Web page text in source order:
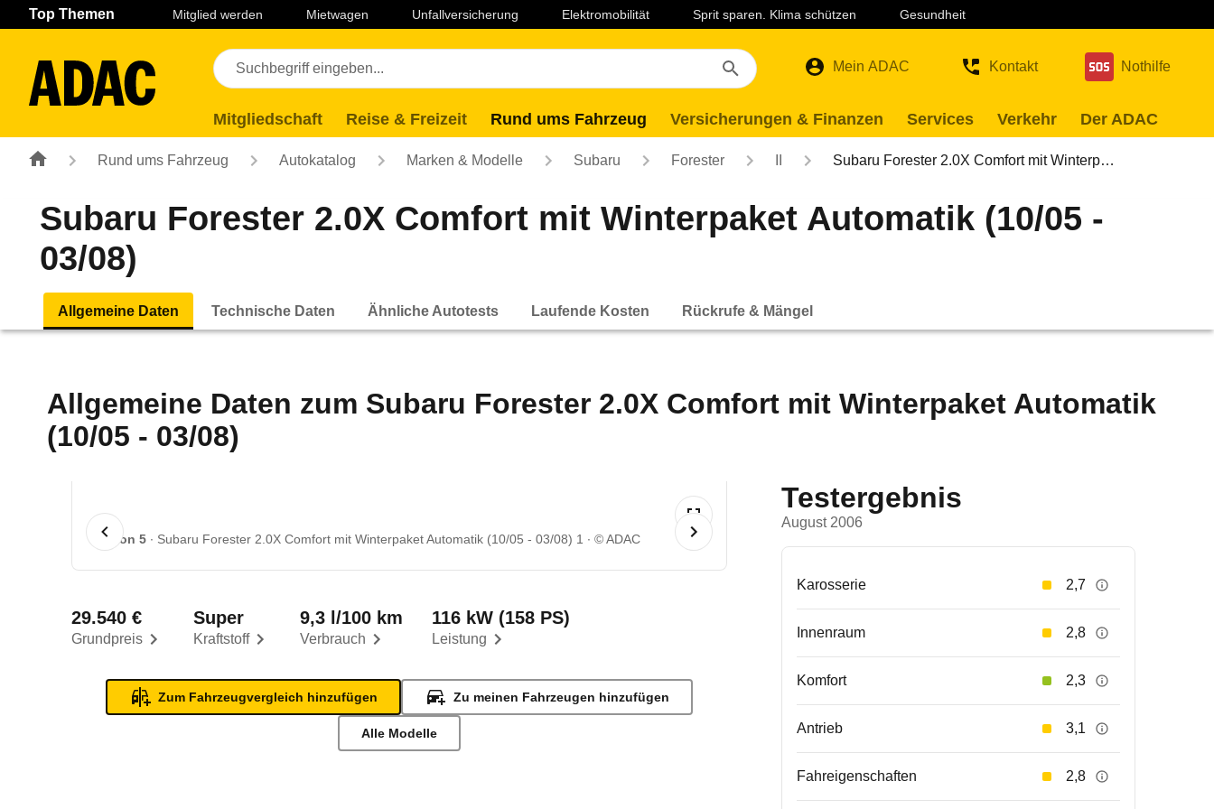
Navigation Seiteninhalt Fußzeile
Top Themen Mitglied werden Mietwagen Unfallversicherung Elektromobilität Sprit sparen. Klima schützen Gesundheit
Mein ADAC Kontakt Nothilfe
Mitgliedschaft Reise & Freizeit Rund ums Fahrzeug Versicherungen & Finanzen Services Verkehr Der ADAC
Rund ums Fahrzeug Autokatalog Marken & Modelle Subaru Forester Subaru Forester 2.0X Comfort mit Winterp…
Subaru Forester 2.0X Comfort mit Winterpaket Automatik (10/05 -
03/08)
Allgemeine Daten Technische Daten Ähnliche Autotests Laufende Kosten Rückrufe & Mängel
Allgemeine Daten zum Subaru Forester 2.0X Comfort mit Winterpaket Automatik
(10/05 - 03/08)
1 von 5 Subaru Forester 2.0X Comfort mit Winterpaket Automatik (10/05 - 03/08) 1 © ADAC
Grundpreis
29.540 €
Kraftstoff
Super
Verbrauch
9,3 l/100 km
Leistung
116 kW (158 PS)
Zum Fahrzeugvergleich hinzufügen Zu meinen Fahrzeugen hinzufügen
Alle Modelle
Testergebnis
August 2006
Karosserie 2,7
Innenraum 2,8
Komfort 2,3
Antrieb 3,1
Fahreigenschaften 2,8